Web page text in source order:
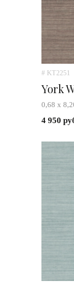
# KT2251
York
0,68 х
4 950